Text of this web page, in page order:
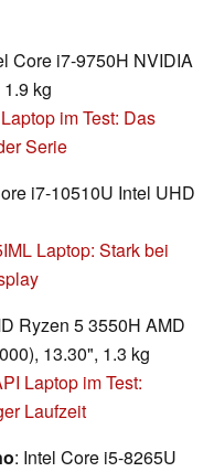
Core i7-9750H NVIDIA
kg
im Test: Das
Serie
i7-10510U Intel UHD
Laptop: Stark bei
Ryzen 5 3550H AMD
13.30", 1.3 kg
Laptop im Test:
Laufzeit
: Intel Core i5-8265U